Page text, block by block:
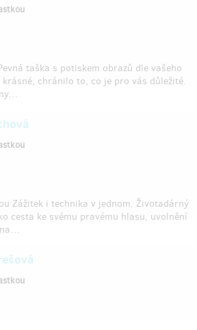
taška s potiskem obrazů dle vašeho
chránilo to, co je pro vás důležité.
Zážitek i technika v jednom. Životadárný
cesta ke svému pravému hlasu, uvolnění